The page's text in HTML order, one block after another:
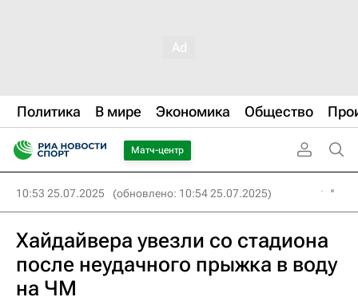
Политика В мире Экономика Общество
Матч-центр
10:53 25.07.2025 (обновлено: 10:54 25.07.2025)
Хайдайвера увезли со стадиона
после неудачного прыжка в воду
на ЧМ